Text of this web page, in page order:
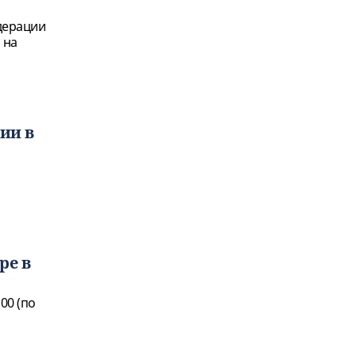
в
в
(по